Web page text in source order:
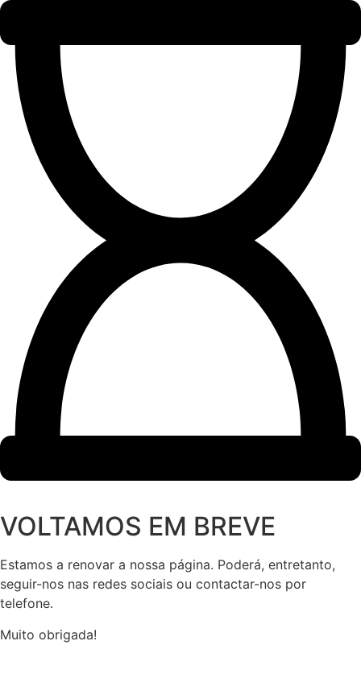
VOLTAMOS EM BREVE
Estamos a renovar a nossa página. Poderá, entretanto,
seguir-nos nas redes sociais ou contactar-nos por
telefone.
Muito obrigada!